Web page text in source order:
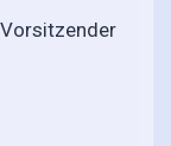
Vorsitzender